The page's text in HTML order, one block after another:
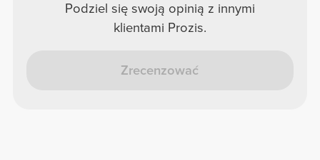
Podziel się swoją opinią z innymi
klientami Prozis.
Zrecenzować